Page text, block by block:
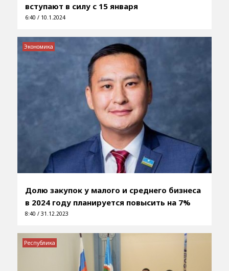
вступают в силу с 15 января
6:40 / 10.1.2024
Долю закупок у малого и среднего бизнеса
в 2024 году планируется повысить на 7%
8:40 / 31.12.2023
Экономика
Республика